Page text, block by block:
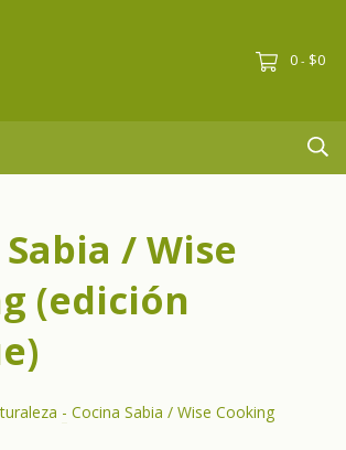
0 - $0
/ Wise
(edición
- Cocina Sabia / Wise Cooking